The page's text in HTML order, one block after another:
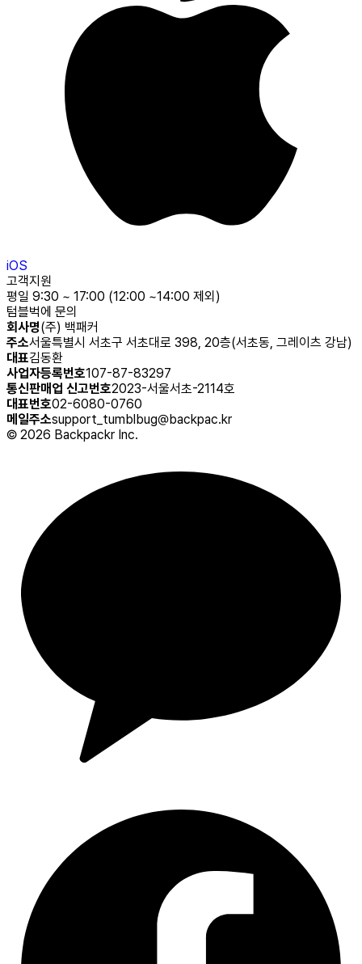
iOS
고객지원
평일 9:30 ~ 17:00 (12:00 ~14:00 제외)
텀블벅에 문의
회사명(주) 백패커
주소서울특별시 서초구 서초대로 398, 20층(서초동, 그레이츠 강남)
대표김동환
사업자등록번호107-87-83297
통신판매업 신고번호2023-서울서초-2114호
대표번호02-6080-0760
메일주소support_tumblbug@backpac.kr
© 2026 Backpackr Inc.